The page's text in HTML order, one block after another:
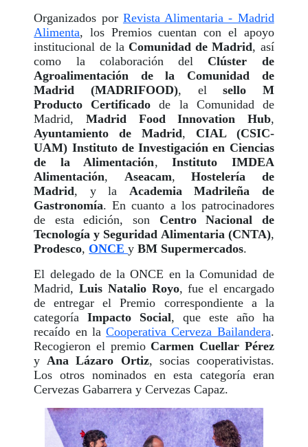
Organizados por Revista Alimentaria - Madrid
Alimenta, los Premios cuentan con el apoyo
institucional de la Comunidad de Madrid, así
como la colaboración del Clúster de
Agroalimentación de la Comunidad de
Madrid (MADRIFOOD), elsello M
Producto Certificado de la Comunidad de
Madrid, Madrid Food Innovation Hub,
Ayuntamiento de Madrid, CIAL (CSIC-
UAM) Instituto de Investigación en Ciencias
de la Alimentación,Instituto IMDEA
Alimentación, Aseacam,Hostelería de
Madrid, y la Academia Madrileña de
Gastronomía. En cuanto a los patrocinadores
de esta edición, son Centro Nacional de
Tecnología y Seguridad Alimentaria (CNTA),
Prodesco, ONCEyBM Supermercados.
El delegado de la ONCE en la Comunidad de
Madrid,Luis Natalio Royo, fue el encargado
de entregar el Premio correspondiente a la
categoríaImpacto Social, que este año ha
recaído en laCooperativa Cerveza Bailandera.
Recogieron el premio Carmen Cuellar Pérez
y Ana Lázaro Ortiz, socias cooperativistas.
Los otros nominados en esta categoría eran
Cervezas Gabarrera y Cervezas Capaz.